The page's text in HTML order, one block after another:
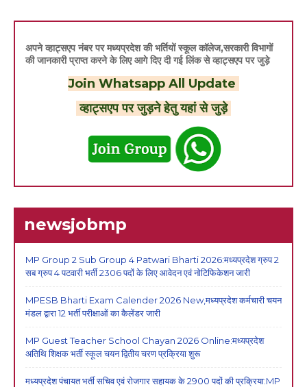
अपने व्हाट्सएप नंबर पर मध्यप्रदेश की भर्तियों स्कूल कॉलेज,सरकारी विभागों
की जानकारी प्राप्त करने के लिए आगे दिए दी गई लिंक से व्हाट्सएप पर जुड़े
Join Whatsapp All Update
व्हाट्सएप पर जुड़ने हेतु यहां से जुड़े
newsjobmp
MP Group 2 Sub Group 4 Patwari Bharti 2026:मध्यप्रदेश ग्रुप 2
सब ग्रुप 4 पटवारी भर्ती 2306 पदों के लिए आवेदन एवं नोटिफिकेशन जारी
MPESB Bharti Exam Calender 2026 New,मध्यप्रदेश कर्मचारी चयन
मंडल द्वारा 12 भर्ती परीक्षाओं का कैलेंडर जारी
MP Guest Teacher School Chayan 2026 Online:मध्यप्रदेश
अतिथि शिक्षक भर्ती स्कूल चयन द्वितीय चरण प्रक्रिया शुरू
मध्यप्रदेश पंचायत भर्ती सचिव एवं रोजगार सहायक के 2900 पदों की प्रक्रिया:MP